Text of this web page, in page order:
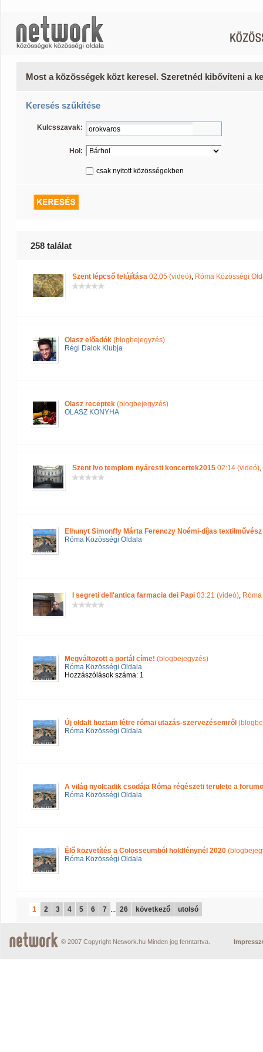
Most a közösségek közt keresel. Szeretnéd kibővíteni a
Keresés szűkítése
Kulcsszavak:
Hol:
csak nyitott közösségekben
258 találat
Szent lépcső felújítása 02:05 (videó), Róma Közösségi
Olasz előadók (blogbejegyzés)
Régi Dalok Klubja
Olasz receptek (blogbejegyzés)
OLASZ KONYHA
Szent Ivo templom nyáresti koncertek2015 02:14 (videó),
Elhunyt Simonffy Márta Ferenczy Noémi-díjas textilművész
Róma Közösségi Oldala
I segreti dell'antica farmacia dei Papi 03:21 (videó),
Megváltozott a portál címe! (blogbejegyzés)
Róma Közösségi Oldala
Hozzászólások száma: 1
Új oldalt hoztam létre római utazás-szervezésemről
Róma Közösségi Oldala
A világ nyolcadik csodája Róma régészeti területe a
Róma Közösségi Oldala
Élő közvetítés a Colosseumból holdfénynél 2020
Róma Közösségi Oldala
1 2 3 4 5 6 7 ... 26 következő utolsó
© 2007 Copyright Network.hu Minden jog fenntartva.